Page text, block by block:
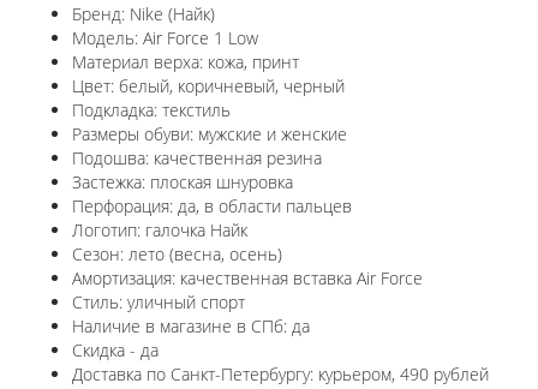
Бренд: Nike (Найк)
Модель: Air Force 1 Low
Материал верха: кожа, принт
Цвет: белый, коричневый, черный
Подкладка: текстиль
Размеры обуви: мужские и женские
Подошва: качественная резина
Застежка: плоская шнуровка
Перфорация: да, в области пальцев
Логотип: галочка Найк
Сезон: лето (весна, осень)
Амортизация: качественная вставка Air Force
Стиль: уличный спорт
Наличие в магазине в СПб: да
Скидка - да
Доставка по Санкт-Петербургу: курьером, 490 рублей